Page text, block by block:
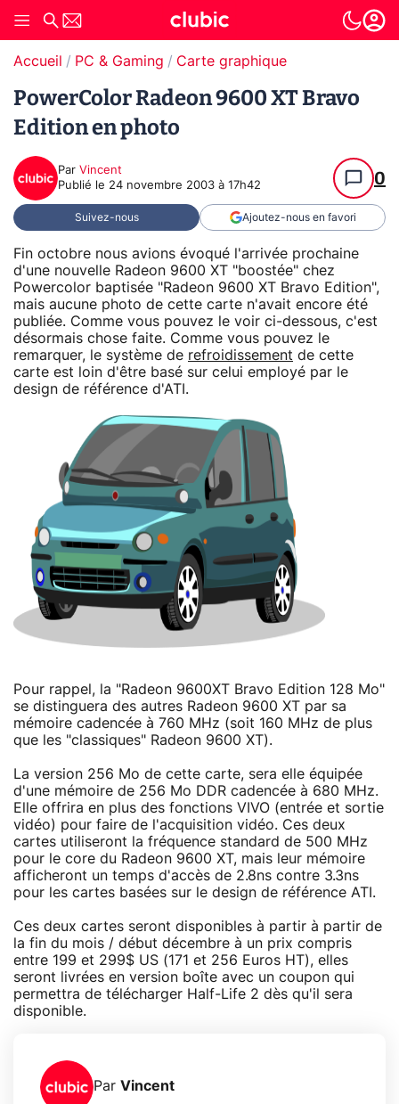
Accueil PC & Gaming Carte graphique
PowerColor Radeon 9600 XT Bravo
Edition en photo
Par Vincent
Publié le 24 novembre 2003 à 17h42 0
Suivez-nous Ajoutez-nous en favori
Fin octobre nous avions évoqué l'arrivée prochaine
d'une nouvelle Radeon 9600 XT "boostée" chez
Powercolor baptisée "Radeon 9600 XT Bravo Edition",
mais aucune photo de cette carte n'avait encore été
publiée. Comme vous pouvez le voir ci-dessous, c'est
désormais chose faite. Comme vous pouvez le
remarquer, le système de refroidissement de cette
carte est loin d'être basé sur celui employé par le
design de référence d'ATI.
Pour rappel, la "Radeon 9600XT Bravo Edition 128 Mo"
se distinguera des autres Radeon 9600 XT par sa
mémoire cadencée à 760 MHz (soit 160 MHz de plus
que les "classiques" Radeon 9600 XT).
La version 256 Mo de cette carte, sera elle équipée
d'une mémoire de 256 Mo DDR cadencée à 680 MHz.
Elle offrira en plus des fonctions VIVO (entrée et sortie
vidéo) pour faire de l'acquisition vidéo. Ces deux
cartes utiliseront la fréquence standard de 500 MHz
pour le core du Radeon 9600 XT, mais leur mémoire
afficheront un temps d'accès de 2.8ns contre 3.3ns
pour les cartes basées sur le design de référence ATI.
Ces deux cartes seront disponibles à partir à partir de
la fin du mois / début décembre à un prix compris
entre 199 et 299$ US (171 et 256 Euros HT), elles
seront livrées en version boîte avec un coupon qui
permettra de télécharger Half-Life 2 dès qu'il sera
disponible.
Par Vincent